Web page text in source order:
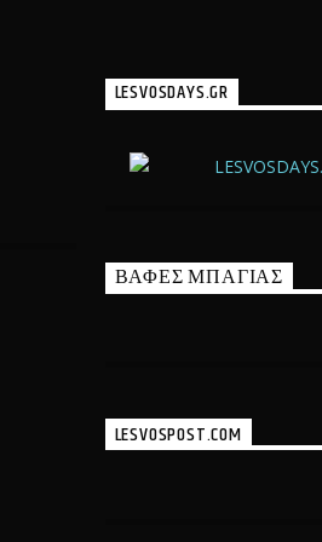
LESVOSDAYS.GR
ΒΑΦΕΣ ΜΠΑΓΙΑΣ
LESVOSPOST.COM